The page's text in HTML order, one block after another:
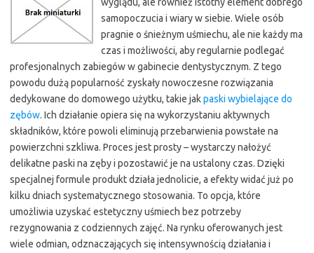
samopoczucia i wiary w siebie. Wiele osób
pragnie o śnieżnym uśmiechu, ale nie każdy ma
czas i możliwości, aby regularnie podlegać
profesjonalnych zabiegów w gabinecie dentystycznym. Z tego
powodu dużą popularność zyskały nowoczesne rozwiązania
dedykowane do domowego użytku, takie jakpaski wybielające do
zębów. Ich działanie opiera się na wykorzystaniu aktywnych
składników, które powoli eliminują przebarwienia powstałe na
powierzchni szkliwa. Proces jest prosty – wystarczy nałożyć
delikatne paski na zęby i pozostawić je na ustalony czas. Dzięki
specjalnej formule produkt działa jednolicie, a efekty widać już po
kilku dniach systematycznego stosowania. To opcja, które
umożliwia uzyskać estetyczny uśmiech bez potrzeby
rezygnowania z codziennych zajęć. Na rynku oferowanych jest
wiele odmian, odznaczających się intensywnością działania i